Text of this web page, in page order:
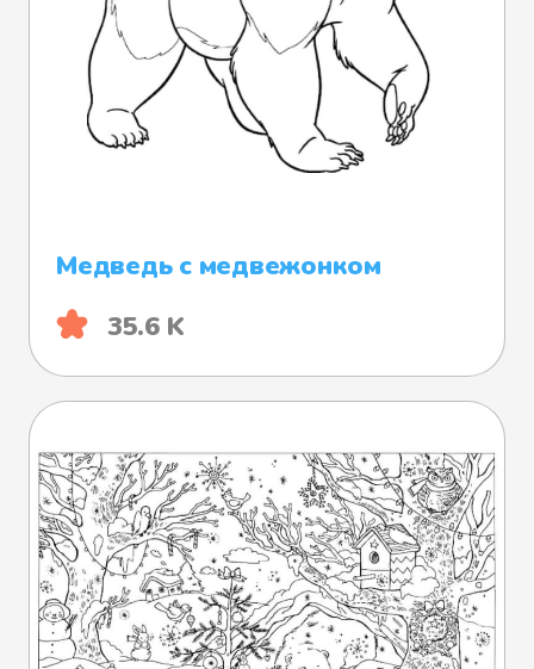
Медведь с медвежонком
35.6 K